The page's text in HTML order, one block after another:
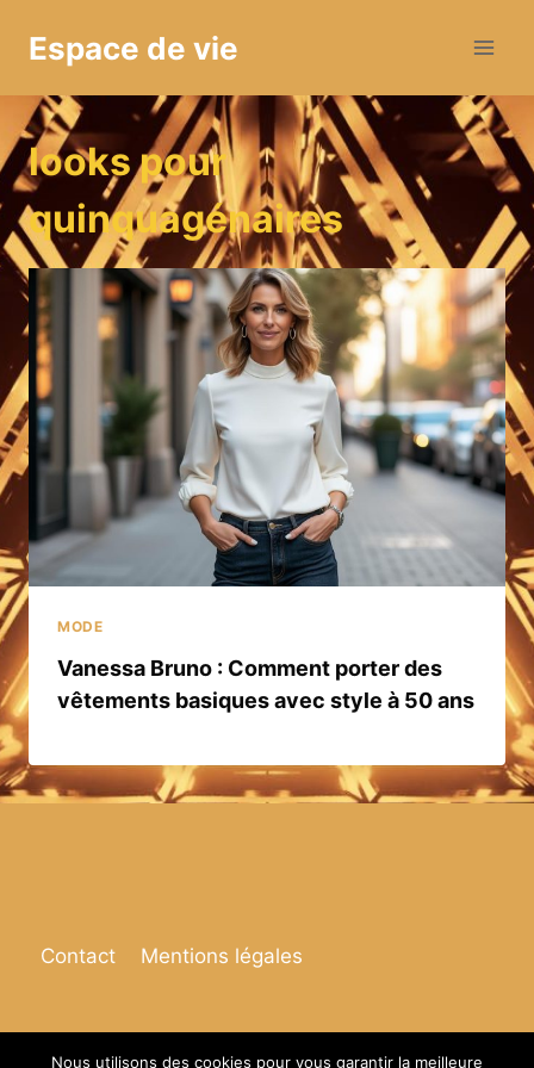
Espace de vie
looks pour
quinquagénaires
MODE
Vanessa Bruno : Comment porter des
vêtements basiques avec style à 50 ans
Contact Mentions légales
Nous utilisons des cookies pour vous garantir la meilleure